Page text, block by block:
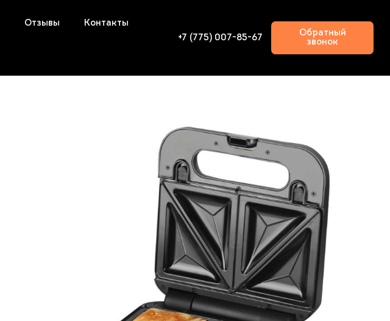
Отзывы Контакты
+7 (775) 007-85-67
Обратный
звонок